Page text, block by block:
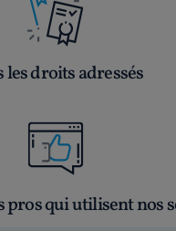
les droits adressés
pros qui utilisent nos